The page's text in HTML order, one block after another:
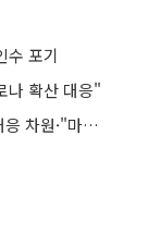
수 포기
나 확산 대응"
법무부, 14일 900여 명 가석방…코로나19 대응 차원·"마스크 써달라"는 버스 기사와 승객 폭행한 60대 구속 外